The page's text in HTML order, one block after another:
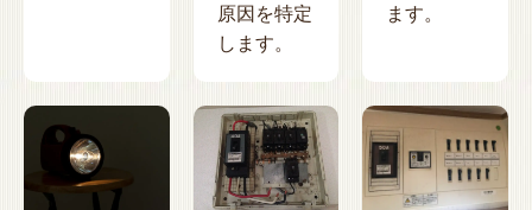
原因を特定
します。
ます。